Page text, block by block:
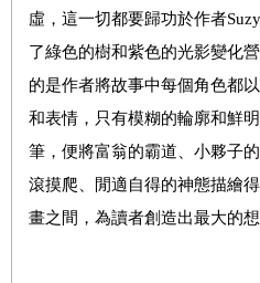
虛，這一切都要歸功於作者
了綠色的樹和紫色的光影變化
的是作者將故事中每個角色都
和表情，只有模糊的輪廓和鮮
筆，便將富翁的霸道、小夥子
滾摸爬、閒適自得的神態描繪
畫之間，為讀者創造出最大的想